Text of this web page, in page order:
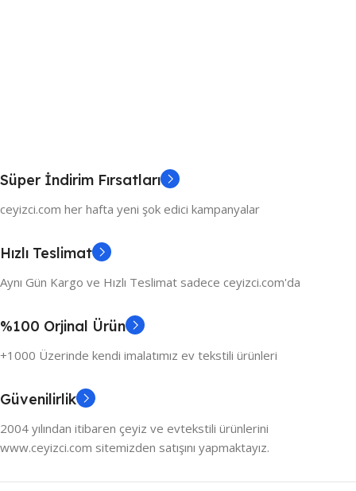
Süper İndirim Fırsatları
ceyizci.com her hafta yeni şok edici kampanyalar
Hızlı Teslimat
Aynı Gün Kargo ve Hızlı Teslimat sadece ceyizci.com'da
%100 Orjinal Ürün
+1000 Üzerinde kendi imalatımız ev tekstili ürünleri
Güvenilirlik
2004 yılından itibaren çeyiz ve evtekstili ürünlerini
www.ceyizci.com sitemizden satışını yapmaktayız.